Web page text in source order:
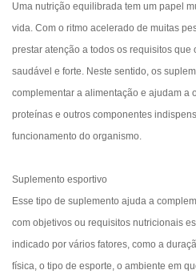
Uma nutrição equilibrada tem um papel
vida. Com o ritmo acelerado de muitas
prestar atenção a todos os requisitos que
saudável e forte. Neste sentido, os
complementar a alimentação e ajudam a
proteínas e outros componentes
funcionamento do organismo.
Suplemento esportivo
Esse tipo de suplemento ajuda a
com objetivos ou requisitos nutricionais
indicado por vários fatores, como a
física, o tipo de esporte, o ambiente em